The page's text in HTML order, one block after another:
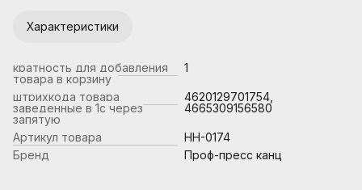
Характеристики
кратность для добавления
товара в корзину
1
штрихкода товара
заведенные в 1с через
запятую
4620129701754,
4665309156580
Артикул товара
НН-0174
Бренд
Проф-пресс канц